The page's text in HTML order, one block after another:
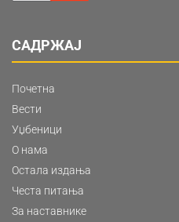
САДРЖАЈ
Почетна
Вести
Уџбеници
О нама
Остала издања
Честа питања
За наставнике